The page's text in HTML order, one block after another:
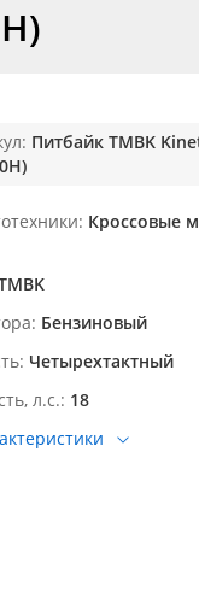
Питбайк TMBK
Кроссовые
Бензиновый
Четырехтактный
л.с. 18